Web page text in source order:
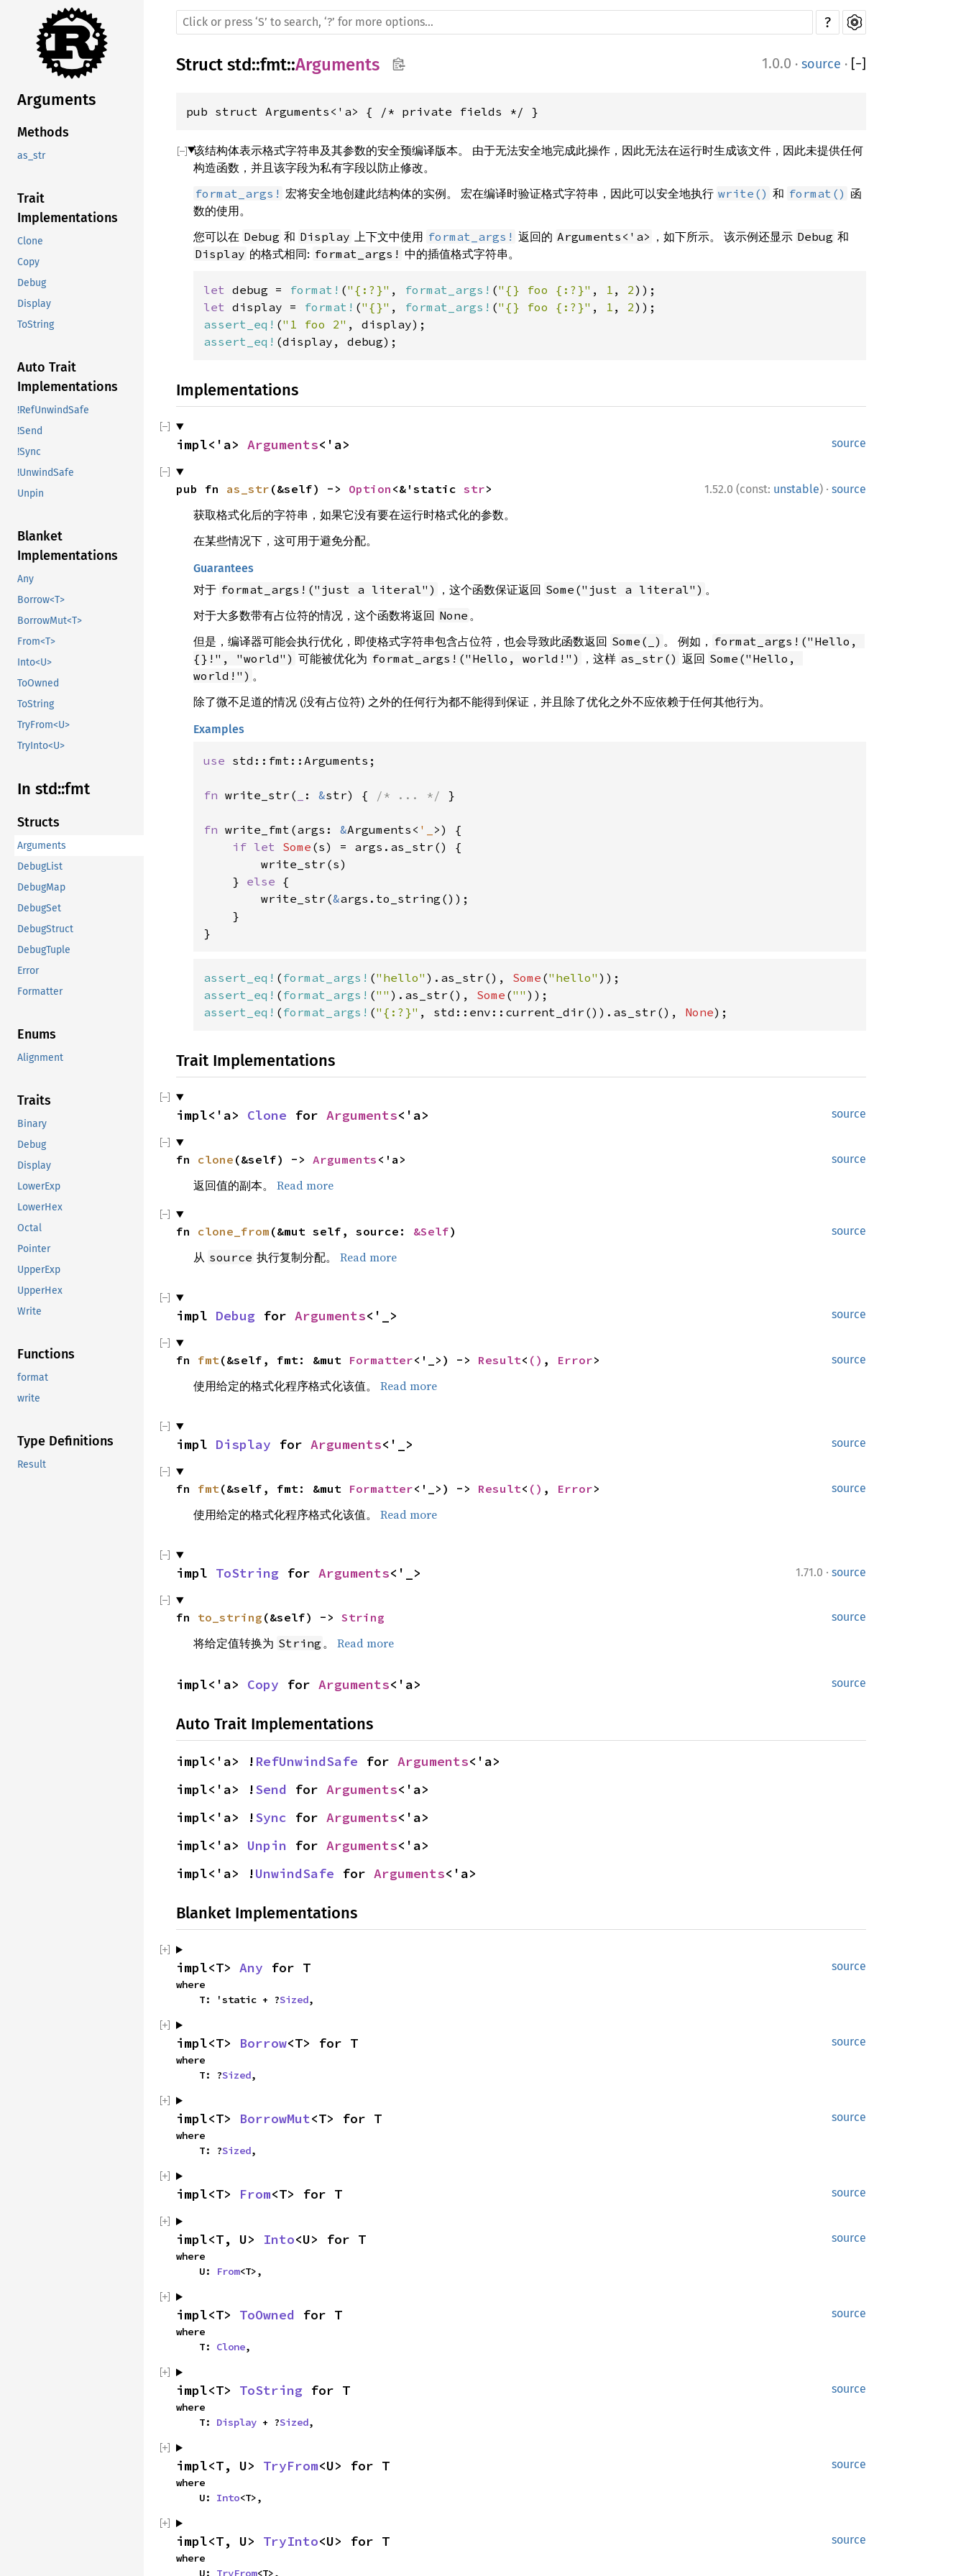
Arguments
Methods
as_str
Trait
Implementations
Clone
Copy
Debug
Display
ToString
Auto Trait
Implementations
!RefUnwindSafe
!Send
!Sync
!UnwindSafe
Unpin
Blanket
Implementations
Any
Borrow<T>
BorrowMut<T>
From<T>
Into<U>
ToOwned
ToString
TryFrom<U>
TryInto<U>
In std::fmt
Structs
Arguments
DebugList
DebugMap
DebugSet
DebugStruct
DebugTuple
Error
Formatter
Enums
Alignment
Traits
Binary
Debug
Display
LowerExp
LowerHex
Octal
Pointer
UpperExp
UpperHex
Write
Functions
format
write
Type Definitions
Result
?
Struct std::fmt::Arguments 1.0.0 · source · [−]
pub struct Arguments<'a> { /* private fields */ }
该结构体表示格式字符串及其参数的安全预编译版本。 由于无法安全地完成此操作，因此无法在运行时生成该文件，因此未提供任何
构造函数，并且该字段为私有字段以防止修改。
format_args! 宏将安全地创建此结构体的实例。 宏在编译时验证格式字符串，因此可以安全地执行 write() 和 format() 函
数的使用。
您可以在 Debug 和 Display 上下文中使用 format_args! 返回的 Arguments<'a> ，如下所示。 该示例还显示 Debug 和
Display 的格式相同: format_args! 中的插值格式字符串。
let debug = format! ("{:?}" , format_args! ("{} foo {:?}" , 1 , 2
let display = format! ("{}" , format_args! ("{} foo {:?}" , 1 , 2
assert_eq! ("1 foo 2"
assert_eq! (display, debug);
Implementations
source
impl<'a> Arguments<'a>
1.52.0 (const: unstable) · source
pub fn as_str (&self) -> Option <&'static str>
获取格式化后的字符串，如果它没有要在运行时格式化的参数。
在某些情况下，这可用于避免分配。
Guarantees
对于 format_args!("just a literal") ，这个函数保证返回 Some("just a literal") 。
对于大多数带有占位符的情况，这个函数将返回 None 。
但是，编译器可能会执行优化，即使格式字符串包含占位符，也会导致此函数返回 Some(_) 。 例如， format_args!("Hello,
{}!", "world") 可能被优化为 format_args!("Hello, world!") ，这样 as_str() 返回 Some("Hello,
world!") 。
除了微不足道的情况 (没有占位符) 之外的任何行为都不能得到保证，并且除了优化之外不应依赖于任何其他行为。
Examples
use std::fmt::Arguments;
fn write_str( : &str) { /* ... */ }
fn write_fmt(args: &Arguments< '_ >) {
if let Some (s) = args.as_str() {
        write_str(s)
    }
else {
        write_str(
&args.to_string());
    }
}
assert_eq! ( format_args! ("hello" ).as_str(), Some ("hello"
assert_eq! ( format_args! ("" ).as_str(), Some (""
assert_eq! ( format_args! ("{:?}" , std::env::current_dir()).as_str(), None);
Trait Implementations
source
impl<'a> Clone for Arguments<'a>
source
fn clone (&self) -> Arguments <'a>
返回值的副本。 Read more
source
fn clone_from (&mut self, source: &Self)
从 source 执行复制分配。 Read more
source
impl Debug for Arguments<'_>
source
fn fmt(&self, fmt: &mut Formatter<'_>) -> Result< () , Error>
使用给定的格式化程序格式化该值。 Read more
source
impl Display for Arguments<'_>
source
fn fmt(&self, fmt: &mut Formatter<'_>) -> Result< () , Error>
使用给定的格式化程序格式化该值。 Read more
1.71.0 · source
impl ToString for Arguments<'_>
source
fn to_string (&self) -> String
将给定值转换为 String 。 Read more
source
impl<'a> Copy for Arguments<'a>
Auto Trait Implementations
impl<'a> ! RefUnwindSafe for Arguments<'a>
impl<'a> !Send for Arguments<'a>
impl<'a> !Sync for Arguments<'a>
impl<'a> Unpin for Arguments<'a>
impl<'a> !UnwindSafe for Arguments<'a>
Blanket Implementations
source
impl<T> Any for T
where
    T: 'static + ?
Sized,
source
impl<T> Borrow<T> for T
where
    T: ?
Sized,
source
impl<T> BorrowMut<T> for T
where
    T: ?
Sized,
source
impl<T> From<T> for T
source
impl<T, U> Into<U> for T
where
    U:
From<T>,
source
impl<T> ToOwned for T
where
    T:
Clone,
source
impl<T> ToString for T
where
    T:
Display + ?Sized,
source
impl<T, U> TryFrom<U> for T
where
    U:
Into<T>,
source
impl<T, U> TryInto<U> for T
where
    U:
TryFrom<T>,